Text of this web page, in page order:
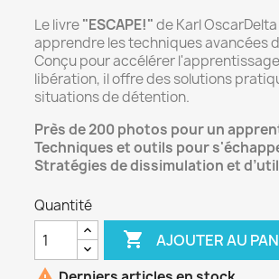
Le livre"ESCAPE!"de Karl
apprendre les techniques avancées
Conçu pour accélérer
libération, il offre des solutions
situations de détention.
Près de 200 photos pour un
Techniques et outils pour
Stratégies de dissimulation et
Quantité
 AJOUTER AU